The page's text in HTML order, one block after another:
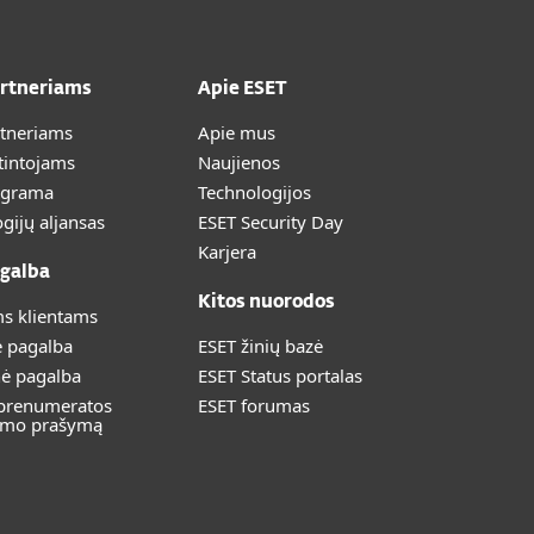
aljansas
klientams
pagalba
pagalba
prašymą
Apie ESET
Apie mus
Naujienos
Technologijos
ESET Security Day
Karjera
Kitos nuorodos
ESET žinių bazė
ESET Status portalas
ESET forumas